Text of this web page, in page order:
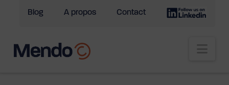
Blog A propos Contact